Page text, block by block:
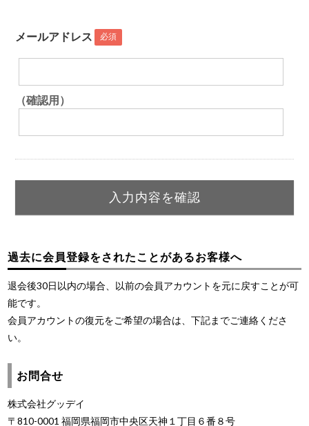
メールアドレス 必須
（確認用）
過去に会員登録をされたことがあるお客様へ
退会後30日以内の場合、以前の会員アカウントを元に戻すことが可
能です。
会員アカウントの復元をご希望の場合は、下記までご連絡くださ
い。
お問合せ
株式会社グッデイ
〒810-0001 福岡県福岡市中央区天神１丁目６番８号